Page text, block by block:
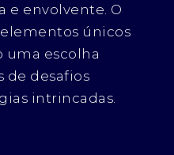
e envolvente. O
únicos
uma escolha
de desafios
intrincadas.